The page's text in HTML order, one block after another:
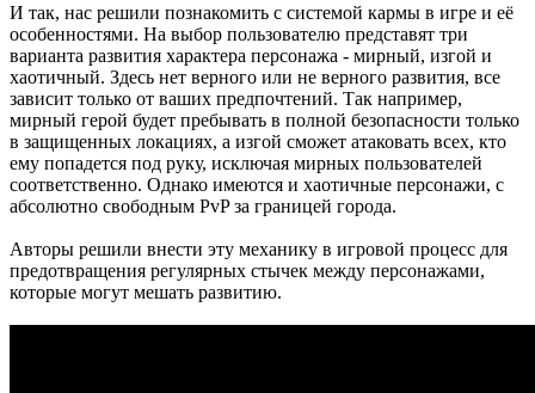
И так, нас решили познакомить с системой кармы в игре и её
особенностями. На выбор пользователю представят три
варианта развития характера персонажа - мирный, изгой и
хаотичный. Здесь нет верного или не верного развития, все
зависит только от ваших предпочтений. Так например,
мирный герой будет пребывать в полной безопасности только
в защищенных локациях, а изгой сможет атаковать всех, кто
ему попадется под руку, исключая мирных пользователей
соответственно. Однако имеются и хаотичные персонажи, с
абсолютно свободным PvP за границей города.
Авторы решили внести эту механику в игровой процесс для
предотвращения регулярных стычек между персонажами,
которые могут мешать развитию.